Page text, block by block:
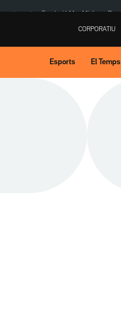
agost Fundació Mas Miró eBay
CORPORATIU
Esports El Temps